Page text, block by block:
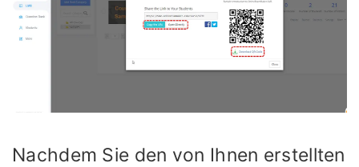
Nachdem Sie den von Ihnen erstellten